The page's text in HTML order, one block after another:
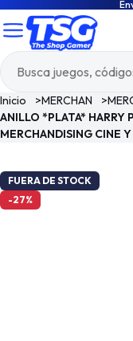
Inicio >MERCHAN >
ANILLO *PLATA* HARRY
MERCHANDISING CINE
FUERA DE STOCK
-27%